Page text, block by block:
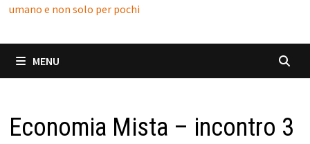
umano e non solo per pochi
MENU
Economia Mista – incontro 3